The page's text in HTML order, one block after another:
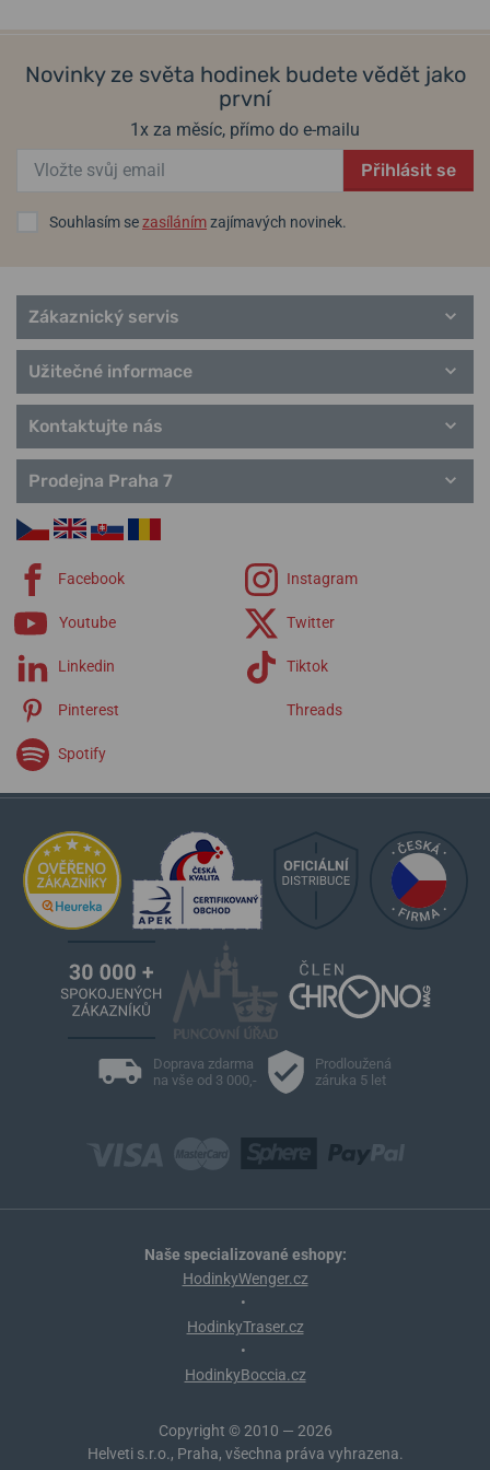
Norderstedt, Německo / info@casio.de
Populární modelové řady Casio
Baby-G
Edifice
Novinky ze světa hodinek budete vědět jako
první
1x za měsíc, přímo do e-mailu
Přihlásit se
Souhlasím sezasílánímzajímavých novinek.
Zákaznický servis
Užitečné informace
Kontaktujte nás
Prodejna Praha 7
Facebook Instagram
Youtube Twitter
Linkedin Tiktok
Pinterest Threads
Spotify
Doprava zdarma
na vše od 3 000,-
Prodloužená
záruka 5 let
Naše specializované eshopy:
HodinkyWenger.cz
•
HodinkyTraser.cz
•
HodinkyBoccia.cz
Copyright © 2010 — 2026
Helveti s.r.o., Praha, všechna práva vyhrazena.